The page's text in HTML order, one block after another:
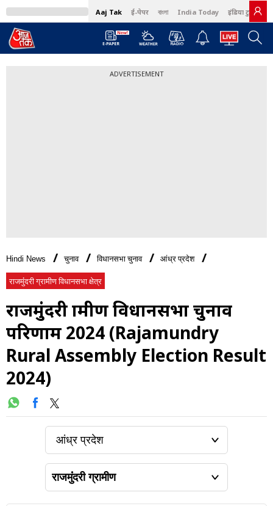
Aaj Tak ई-पेपर বাংলা India Today इंडिया टुडे हिंदी
ADVERTISEMENT
Hindi News चुनाव विधानसभा चुनाव आंध्र प्रदेश
राजमुंंदरी ग्रामीण विधानसभा क्षेत्र
राजमुंंदरी ग्रामीण विधानसभा चुनाव
परिणाम 2024 (Rajamundry
Rural Assembly Election Result
2024)